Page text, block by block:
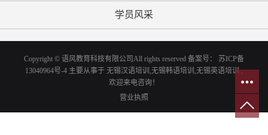
学员风采
Copyright © 语风教育科技有限公司All rights reserved 备案号： 苏ICP备
13040964号-4 主要从事于 无锡汉语培训 无锡韩语培训 无锡英语培训,
欢迎来电咨询！
营业执照